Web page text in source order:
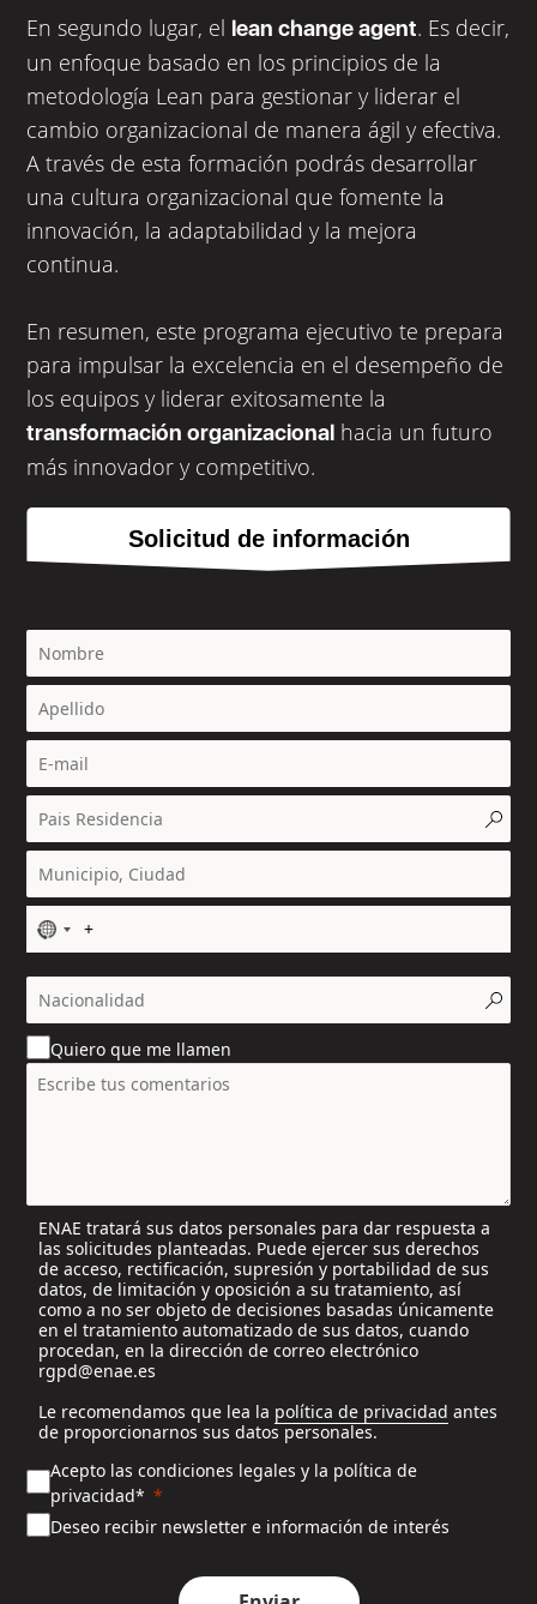
En segundo lugar, el lean change agent. Es decir,
un enfoque basado en los principios de la
metodología Lean para gestionar y liderar el
cambio organizacional de manera ágil y efectiva.
A través de esta formación podrás desarrollar
una cultura organizacional que fomente la
innovación, la adaptabilidad y la mejora
continua.
En resumen, este programa ejecutivo te prepara
para impulsar la excelencia en el desempeño de
los equipos y liderar exitosamente la
transformación organizacional hacia un futuro
más innovador y competitivo.
Solicitud de información
N
o
c
o
u
n
t
l
e
c
t
e
d
Quiero que me llamen
ENAE tratará sus datos personales para dar respuesta a
las solicitudes planteadas. Puede ejercer sus derechos
de acceso, rectificación, supresión y portabilidad de sus
datos, de limitación y oposición a su tratamiento, así
como a no ser objeto de decisiones basadas únicamente
en el tratamiento automatizado de sus datos, cuando
procedan, en la dirección de correo electrónico
rgpd@enae.es
Le recomendamos que lea la política de privacidad antes
de proporcionarnos sus datos personales.
Acepto las condiciones legales y la política de
privacidad*
Deseo recibir newsletter e información de interés